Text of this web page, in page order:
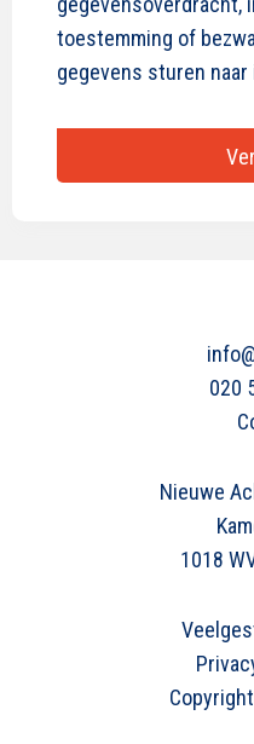
toestemming of
gegevens sturen
020
Nieuwe
1018